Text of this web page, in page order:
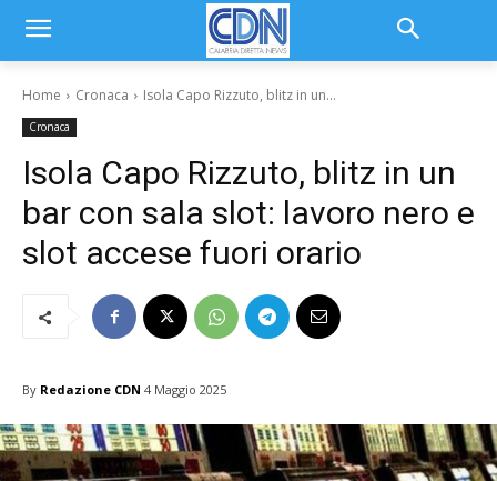
Home Cronaca Isola Capo Rizzuto, blitz in un...
Cronaca
Isola Capo Rizzuto, blitz in un
bar con sala slot: lavoro nero e
slot accese fuori orario
By Redazione CDN 4 Maggio 2025